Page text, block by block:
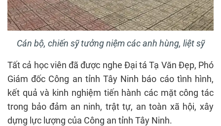
Cán bộ, chiến sỹ tưởng niệm các anh hùng, liệt sỹ
Tất cả học viên đã được nghe Đại tá Tạ Văn Đẹp, Phó
Giám đốc Công an tỉnh Tây Ninh báo cáo tình hình,
kết quả và kinh nghiệm tiến hành các mặt công tác
trong bảo đảm an ninh, trật tự, an toàn xã hội, xây
dựng lực lượng của Công an tỉnh Tây Ninh.